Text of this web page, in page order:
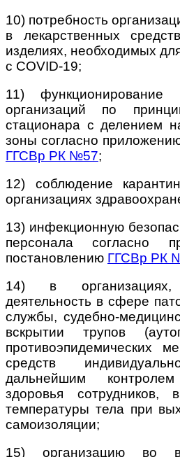
10) потребность
в лекарственных
изделиях, необходимых
с COVID-19;
11) функционирование
организаций по
стационара с делением
зоны согласно
ГГСВр РК №57;
12) соблюдение
организациях
13) инфекционную
персонала согласно
постановлению ГГСВр РК
14) в организациях,
деятельность в сфере
службы, судебно-
вскрытии трупов
противоэпидемических
средств
дальнейшим
здоровья сотрудников,
температуры тела при
самоизоляции;
15) организацию во